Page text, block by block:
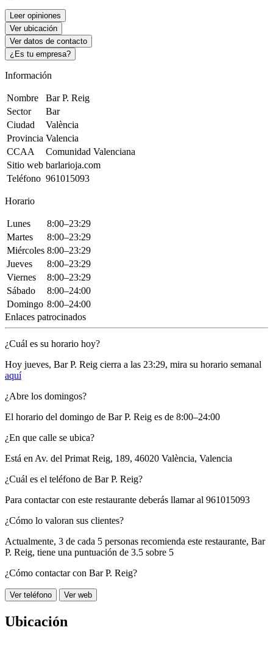
Leer opiniones
Ver ubicación
Ver datos de contacto
¿Es tu empresa?
Información
Nombre
Bar P. Reig
Sector
Bar
Ciudad
València
Provincia Valencia
CCAA
Comunidad Valenciana
Sitio web barlarioja.com
Teléfono 961015093
Horario
Lunes
8:00–23:29
Martes
8:00–23:29
Miércoles 8:00–23:29
Jueves
8:00–23:29
Viernes
8:00–23:29
Sábado
8:00–24:00
Domingo 8:00–24:00
Enlaces patrocinados
¿Cuál es su horario hoy?
Hoy jueves, Bar P. Reig cierra a las 23:29, mira su horario semanal
aquí
¿Abre los domingos?
El horario del domingo de Bar P. Reig es de 8:00–24:00
¿En que calle se ubica?
Está enAv. del Primat Reig, 189, 46020 València, Valencia
¿Cuál es el teléfono de Bar P. Reig?
Para contactar con este restaurante deberás llamar al 961015093
¿Cómo lo valoran sus clientes?
Actualmente, 3 de cada 5 personas recomienda este restaurante, Bar
P. Reig, tiene una puntuación de 3.5 sobre 5
¿Cómo contactar con Bar P. Reig?
Ver teléfono Ver web
Ubicación